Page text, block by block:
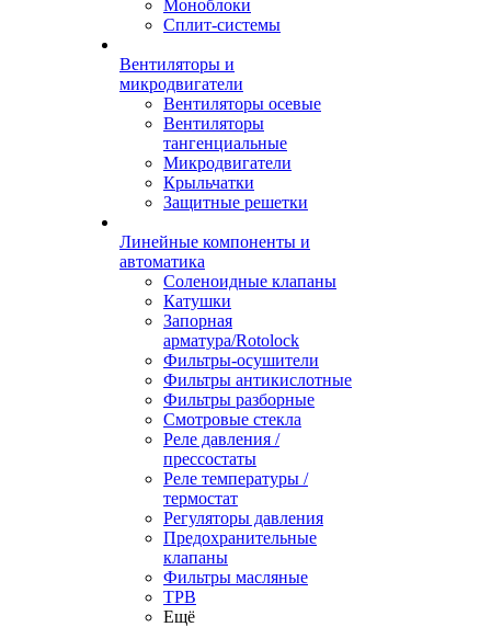
Моноблоки
Сплит-системы
Вентиляторы и
микродвигатели
Вентиляторы осевые
Вентиляторы
тангенциальные
Микродвигатели
Крыльчатки
Защитные решетки
Линейные компоненты и
автоматика
Соленоидные клапаны
Катушки
Запорная
арматура/Rotolock
Фильтры-осушители
Фильтры антикислотные
Фильтры разборные
Смотровые стекла
Реле давления /
прессостаты
Реле температуры /
термостат
Регуляторы давления
Предохранительные
клапаны
Фильтры масляные
ТРВ
Ещё